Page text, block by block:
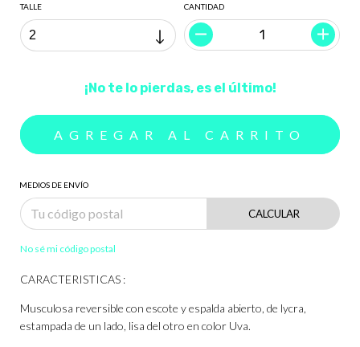
TALLE CANTIDAD
¡No te lo pierdas, es el último!
MEDIOS DE ENVÍO
CALCULAR
No sé mi código postal
CARACTERISTICAS :
Musculosa reversible con escote y espalda abierto, de lycra,
estampada de un lado, lisa del otro en color Uva.